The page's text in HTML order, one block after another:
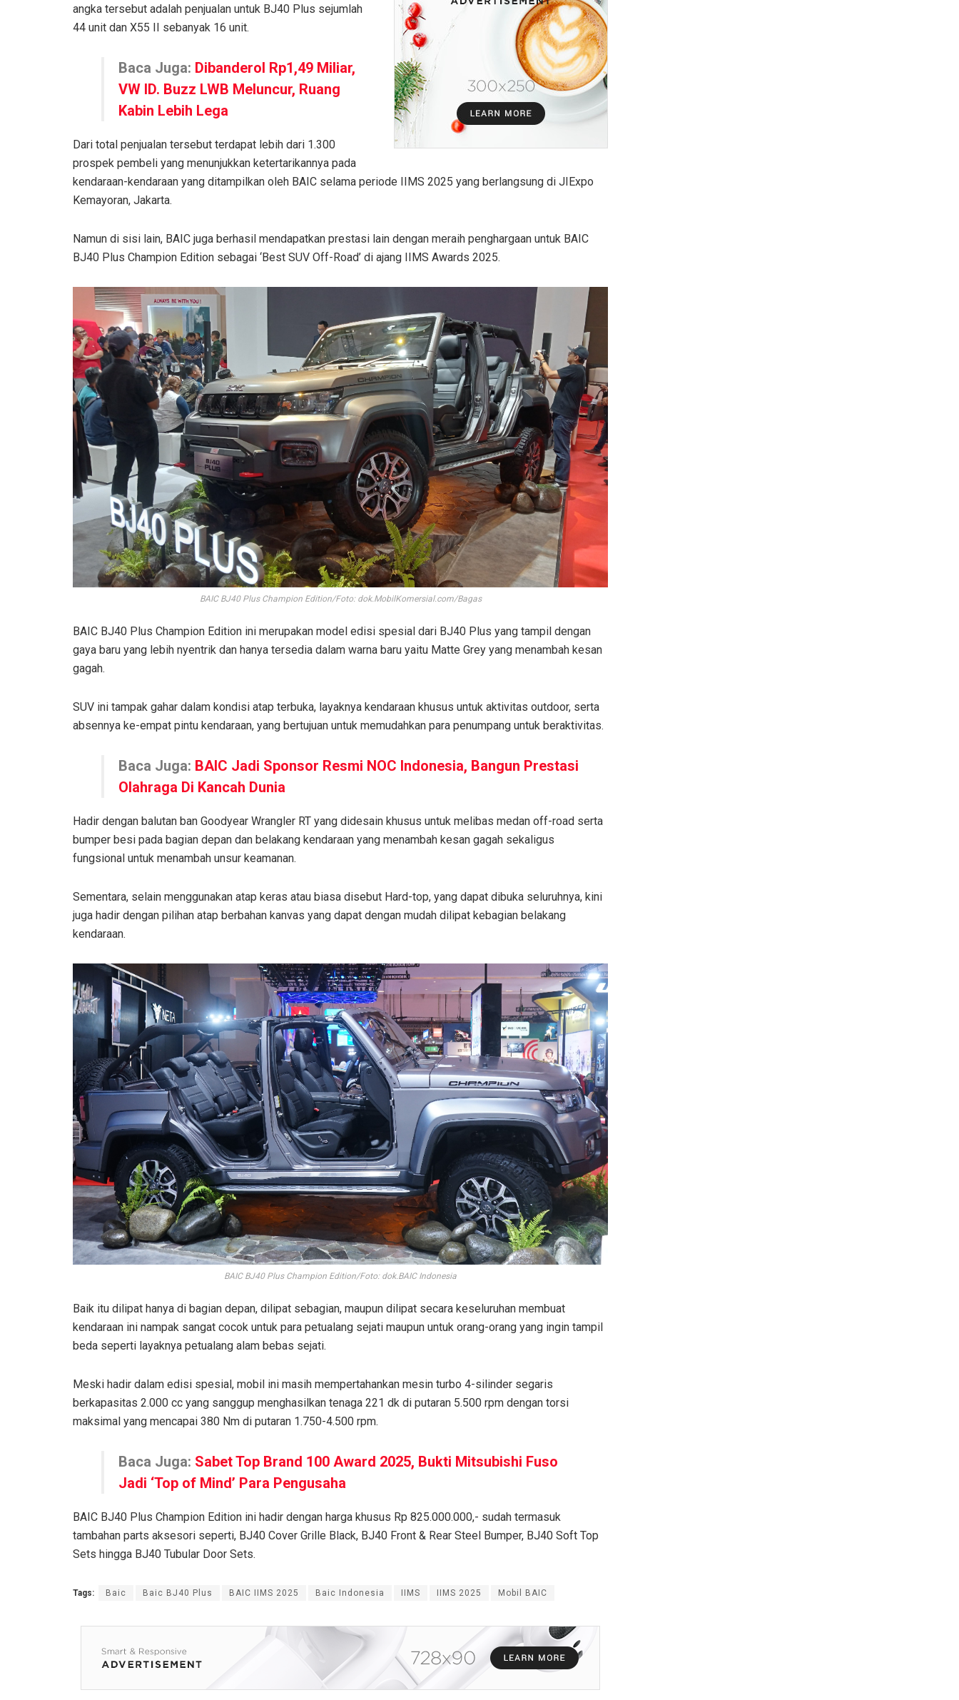
angka tersebut adalah penjualan untuk BJ40 Plus sejumlah
44 unit dan X55 II sebanyak 16 unit.
Baca Juga: Dibanderol Rp1,49 Miliar,
VW ID. Buzz LWB Meluncur, Ruang
Kabin Lebih Lega
Dari total penjualan tersebut terdapat lebih dari 1.300
prospek pembeli yang menunjukkan ketertarikannya pada
kendaraan-kendaraan yang ditampilkan oleh BAIC selama periode IIMS 2025 yang berlangsung di JIExpo
Kemayoran, Jakarta.
Namun di sisi lain, BAIC juga berhasil mendapatkan prestasi lain dengan meraih penghargaan untuk BAIC
BJ40 Plus Champion Edition sebagai ‘Best SUV Off-Road’ di ajang IIMS Awards 2025.
BAIC BJ40 Plus Champion Edition/Foto: dok.MobilKomersial.com/Bagas
BAIC BJ40 Plus Champion Edition ini merupakan model edisi spesial dari BJ40 Plus yang tampil dengan
gaya baru yang lebih nyentrik dan hanya tersedia dalam warna baru yaitu Matte Grey yang menambah kesan
gagah.
SUV ini tampak gahar dalam kondisi atap terbuka, layaknya kendaraan khusus untuk aktivitas outdoor, serta
absennya ke-empat pintu kendaraan, yang bertujuan untuk memudahkan para penumpang untuk beraktivitas.
Baca Juga: BAIC Jadi Sponsor Resmi NOC Indonesia, Bangun Prestasi
Olahraga Di Kancah Dunia
Hadir dengan balutan ban Goodyear Wrangler RT yang didesain khusus untuk melibas medan off-road serta
bumper besi pada bagian depan dan belakang kendaraan yang menambah kesan gagah sekaligus
fungsional untuk menambah unsur keamanan.
Sementara, selain menggunakan atap keras atau biasa disebut Hard-top, yang dapat dibuka seluruhnya, kini
juga hadir dengan pilihan atap berbahan kanvas yang dapat dengan mudah dilipat kebagian belakang
kendaraan.
BAIC BJ40 Plus Champion Edition/Foto: dok.BAIC Indonesia
Baik itu dilipat hanya di bagian depan, dilipat sebagian, maupun dilipat secara keseluruhan membuat
kendaraan ini nampak sangat cocok untuk para petualang sejati maupun untuk orang-orang yang ingin tampil
beda seperti layaknya petualang alam bebas sejati.
Meski hadir dalam edisi spesial, mobil ini masih mempertahankan mesin turbo 4-silinder segaris
berkapasitas 2.000 cc yang sanggup menghasilkan tenaga 221 dk di putaran 5.500 rpm dengan torsi
maksimal yang mencapai 380 Nm di putaran 1.750-4.500 rpm.
Baca Juga: Sabet Top Brand 100 Award 2025, Bukti Mitsubishi Fuso
Jadi ‘Top of Mind’ Para Pengusaha
BAIC BJ40 Plus Champion Edition ini hadir dengan harga khusus Rp 825.000.000,- sudah termasuk
tambahan parts aksesori seperti, BJ40 Cover Grille Black, BJ40 Front & Rear Steel Bumper, BJ40 Soft Top
Sets hingga BJ40 Tubular Door Sets.
Tags: Baic Baic BJ40 Plus BAIC IIMS 2025 Baic Indonesia IIMS IIMS 2025 Mobil BAIC